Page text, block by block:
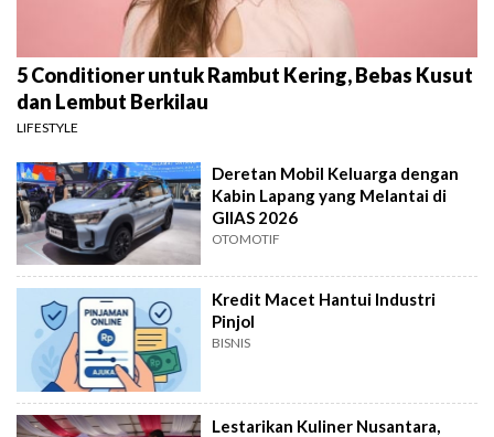
5 Conditioner untuk Rambut Kering, Bebas Kusut
dan Lembut Berkilau
LIFESTYLE
Deretan Mobil Keluarga dengan
Kabin Lapang yang Melantai di
GIIAS 2026
OTOMOTIF
Kredit Macet Hantui Industri
Pinjol
BISNIS
Lestarikan Kuliner Nusantara,